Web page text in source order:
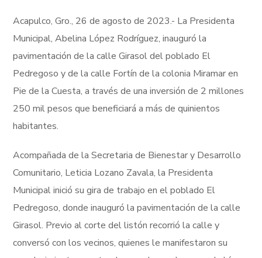
Acapulco, Gro., 26 de agosto de 2023.- La Presidenta
Municipal, Abelina López Rodríguez, inauguró la
pavimentación de la calle Girasol del poblado El
Pedregoso y de la calle Fortín de la colonia Miramar en
Pie de la Cuesta, a través de una inversión de 2 millones
250 mil pesos que beneficiará a más de quinientos
habitantes.
Acompañada de la Secretaria de Bienestar y Desarrollo
Comunitario, Leticia Lozano Zavala, la Presidenta
Municipal inició su gira de trabajo en el poblado El
Pedregoso, donde inauguró la pavimentación de la calle
Girasol. Previo al corte del listón recorrió la calle y
conversó con los vecinos, quienes le manifestaron su